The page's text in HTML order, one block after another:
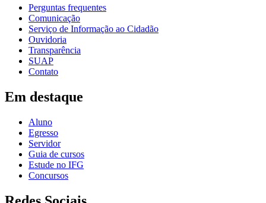
Perguntas frequentes
Comunicação
Serviço de Informação ao Cidadão
Ouvidoria
Transparência
SUAP
Contato
Em destaque
Aluno
Egresso
Servidor
Guia de cursos
Estude no IFG
Concursos